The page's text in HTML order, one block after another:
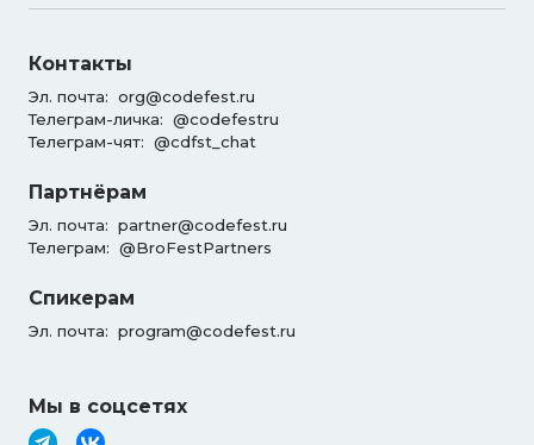
Контакты
Эл. почта: org@codefest.ru
Телеграм-личка: @codefestru
Телеграм-чят: @cdfst_chat
Партнёрам
Эл. почта: partner@codefest.ru
Телеграм: @BroFestPartners
Спикерам
Эл. почта: program@codefest.ru
Мы в соцсетях